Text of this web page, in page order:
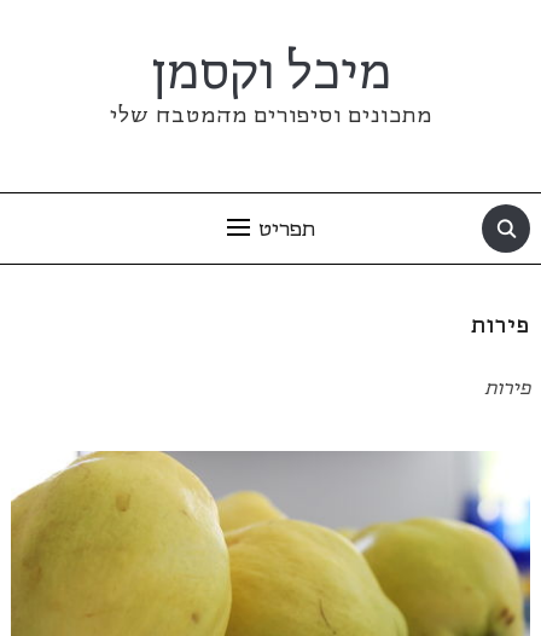
מיכל וקסמן
מתכונים וסיפורים מהמטבח שלי
תפריט
פירות
פירות